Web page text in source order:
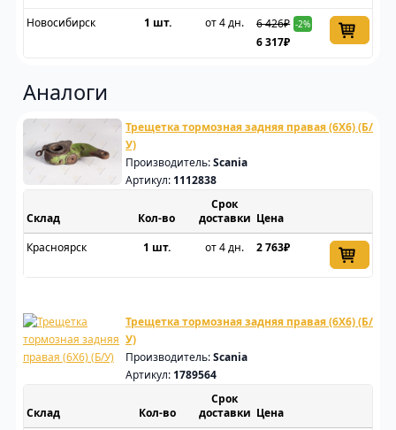
Новосибирск
1 шт. от 4 дн. 6 426₽ -2%
6 317₽
Аналоги
Трещетка тормозная задняя правая (6Х6) (Б/
У)
Производитель:Scania
Артикул: 1112838
Склад
Срок
доставки Цена
Красноярск
1 шт. от 4 дн. 2 763₽
Трещетка тормозная задняя правая (6Х6) (Б/
У)
Производитель:Scania
Артикул: 1789564
Склад
Срок
доставки Цена